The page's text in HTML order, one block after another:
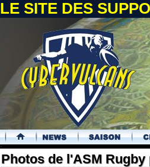
LE SITE DES
.
Photos de l'ASM